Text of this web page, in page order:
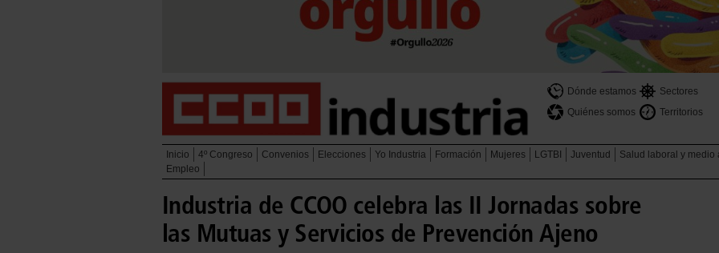
Dónde estamos Sectores
Quiénes somos
Territorios
Inicio 4º Congreso Convenios Elecciones Yo Industria Formación Mujeres LGTBI Juventud Salud laboral y medio
Empleo
Industria de CCOO celebra las II Jornadas sobre
las Mutuas y Servicios de Prevención Ajeno